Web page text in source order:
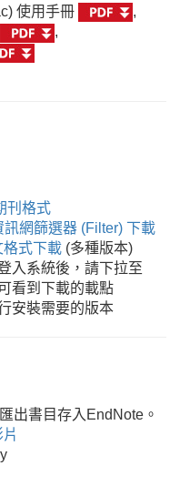
使用手冊
,
,
刊格式
網篩選器 (Filter) 下載
格式下載 (多種版本)
入系統後，請下拉至
看到下載的載點
安裝需要的版本
出書目存入EndNote。
片